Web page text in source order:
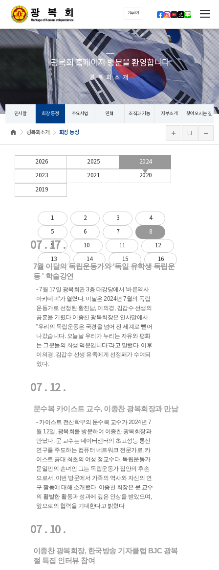
기부하기
광복회 홈페이지 방문을 환영합니다
광복회소개
인사말 회장 동정 주요사업 연혁 조직과 기능 지부소개 찾아오시는 길
광복회소개 회장 동정
2026 2025 2024
2023 2021 2020
2019
1 2 3 4
5 6 7 8
9 10 11 12
13 14 15 16
07 . 17 .
7월 이달의 독립운동가와 '독일 유학생 독립운
동 ' 학술강연
- 7월 17일 광복회관 3층 대강당에서 '바른역사
아카데미'가 열렸다. 이날은 2024년 7월의 독립
운동가로 선정된 황진남, 이의경, 김갑수 선생의
공훈을 기렸다.이종찬 광복회장은 인사말에서
"우리의 독립운동은 국경을 넘어 전 세계로 뻗어
나갔습니다. 오늘날 우리가 누리는 자유와 평화
는 그분들의 희생 덕분입니다"라고 말했다. 이후
이의경, 김갑수 선생 유족에게 선정패가 수여되
었다.
07 . 12 .
문수복 카이스트 교수, 이종찬 광복회장과 만남
- 카이스트 전산학부의 문수복 교수가 2024년 7
월 12일, 광복회를 방문하여 이종찬 광복회장과
만났다. 문 교수는 데이터센터의 초고성능 통신
연구를 주도하는 컴퓨터 네트워크 전문가로, 카
이스트 공대 최초의 여성 정교수다. 독립운동가
문일민의 손녀인 그는 독립운동가 집안의 후손
으로서, 이번 방문에서 가족의 역사와 자신의 연
구 활동에 대해 소개했다. 이종찬 회장은 문 교수
의 활발한 활동과 성과에 깊은 인상을 받았으며,
앞으로의 협력을 기대한다고 밝혔다
07 . 10 .
이종찬 광복회장, 한국방송 기자클럽 BJC 광복
절 특집 인터뷰 참여